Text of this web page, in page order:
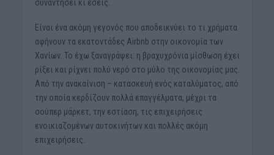
συναντήσει κι εσείς.
Είναι ένα ακόμη γεγονός που αποδεικνύει το τι χρήματα
αφήνουν τα εκατοντάδες Airbnb στην οικονομία των
Χανίων. Το έχω ξαναγράψει: η βραχυχρόνια μίσθωση έχει
ρίξει και ρίχνει πολύ νερό στο μύλο της οικονομίας μας.
Από την ανακαίνιση – κατασκευή ενός καταλύματος, από
την οποία κερδίζουν πολλά επαγγέλματα, μέχρι τα
σούπερ μάρκετ, την εστίαση, τις επιχειρήσεις
ενοικιαζομένων αυτοκινήτων και πολλές ακόμη
επιχειρήσεις.